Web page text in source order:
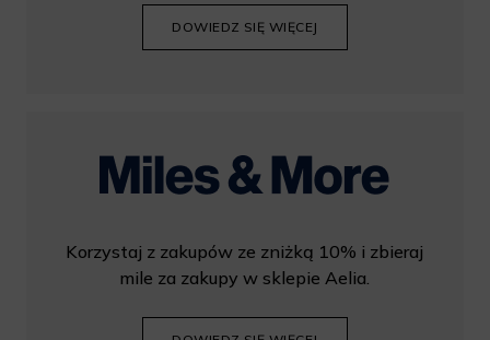
DOWIEDZ SIĘ WIĘCEJ
Korzystaj z zakupów ze zniżką 10% i zbieraj
mile za zakupy w sklepie Aelia.